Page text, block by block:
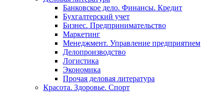
Банковское дело. Финансы. Кредит
Бухгалтерский учет
Бизнес. Предпринимательство
Маркетинг
Менеджмент. Управление предприятием
Делопроизводство
Логистика
Экономика
Прочая деловая литература
Красота. Здоровье. Спорт